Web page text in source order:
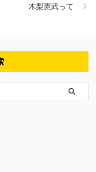
木梨憲武って